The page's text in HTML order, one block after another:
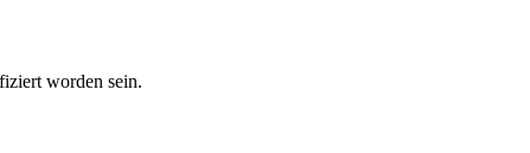
worden sein.